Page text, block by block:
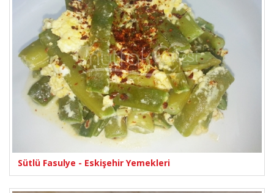
Sütlü Fasulye - Eskişehir Yemekleri